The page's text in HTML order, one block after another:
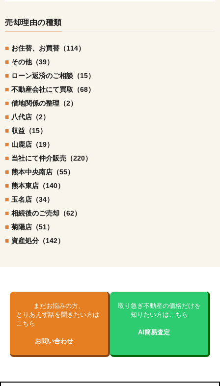
売却理由の種類
お住替、お買替（114）
その他（39）
ローン返済のご相談（15）
不動産会社にて買取（68）
借地関係の整理（2）
八代店（2）
収益（15）
山鹿店（19）
当社にて仲介販売（220）
熊本中央南店（55）
熊本東店（140）
玉名店（34）
相続後のご売却（62）
菊陽店（51）
資産処分（142）
まだお悩みの方、
とりあえず話を聞きたい方は
こちら
お問い合わせ
取り急ぎ不動産の価格だけを
知りたい方はこちら
AI簡易査定